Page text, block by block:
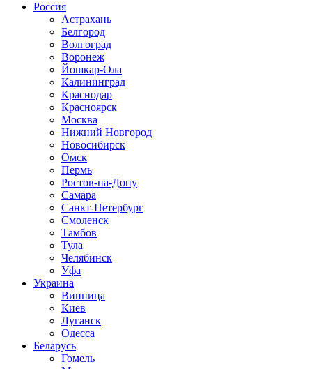
Россия
Астрахань
Белгород
Волгоград
Воронеж
Йошкар-Ола
Калининград
Краснодар
Красноярск
Москва
Нижний Новгород
Новосибирск
Омск
Пермь
Ростов-на-Дону
Самара
Санкт-Петербург
Смоленск
Тамбов
Тула
Челябинск
Уфа
Украина
Винница
Киев
Луганск
Одесса
Беларусь
Гомель